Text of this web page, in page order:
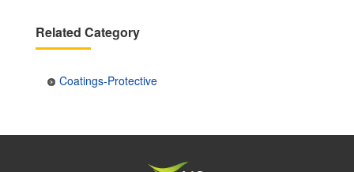
Related Category
Coatings-Protective